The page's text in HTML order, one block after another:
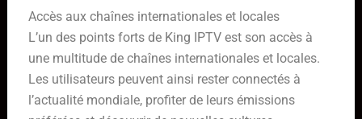
Accès aux chaînes internationales et locales
L’un des points forts de King IPTV est son accès à
une multitude de chaînes internationales et locales.
Les utilisateurs peuvent ainsi rester connectés à
l’actualité mondiale, profiter de leurs émissions